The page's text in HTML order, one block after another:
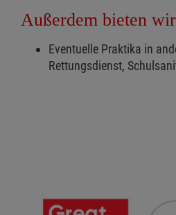
Außerdem bieten
Eventuelle Praktika in
Rettungsdienst,